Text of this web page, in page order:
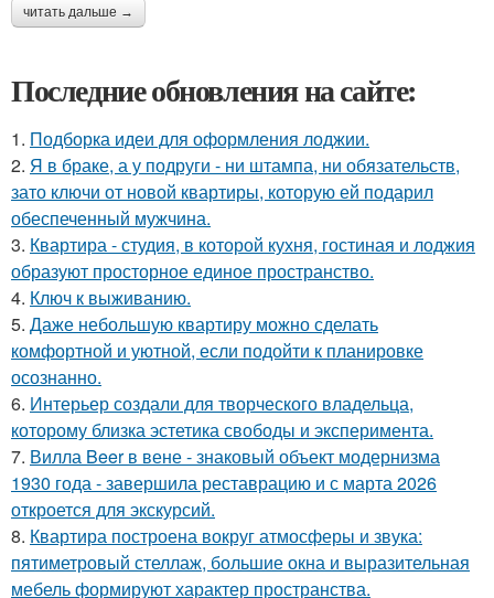
читать дальше →
Последние обновления на сайте:
1. Подборка идеи для оформления лоджии.
2. Я в браке, а у подруги - ни штампа, ни обязательств,
зато ключи от новой квартиры, которую ей подарил
обеспеченный мужчина.
3. Квартира - студия, в которой кухня, гостиная и лоджия
образуют просторное единое пространство.
4. Ключ к выживанию.
5. Даже небольшую квартиру можно сделать
комфортной и уютной, если подойти к планировке
осознанно.
6. Интерьер создали для творческого владельца,
которому близка эстетика свободы и эксперимента.
7. Вилла Beer в вене - знаковый объект модернизма
1930 года - завершила реставрацию и с марта 2026
откроется для экскурсий.
8. Квартира построена вокруг атмосферы и звука:
пятиметровый стеллаж, большие окна и выразительная
мебель формируют характер пространства.